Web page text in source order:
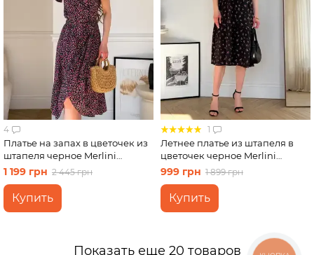
4
Платье на запах в цветочек из
штапеля черное Merlini
Віченца 700002204 размер S-
1 199 грн 2 445 грн
Купить
1
Летнее платье из штапеля в
цветочек черное Merlini
Казерта 700001881 размер S-M
999 грн 1 899 грн
Купить
Показать еще 20 товаров